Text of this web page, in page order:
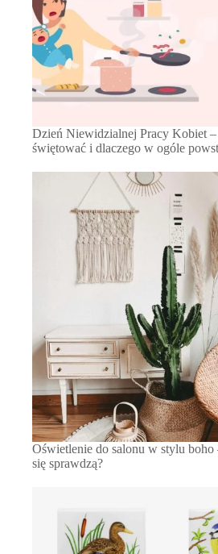
Dzień Niewidzialnej Pracy Kobiet
świętować i dlaczego w ogóle
Oświetlenie do salonu w stylu
się sprawdzą?